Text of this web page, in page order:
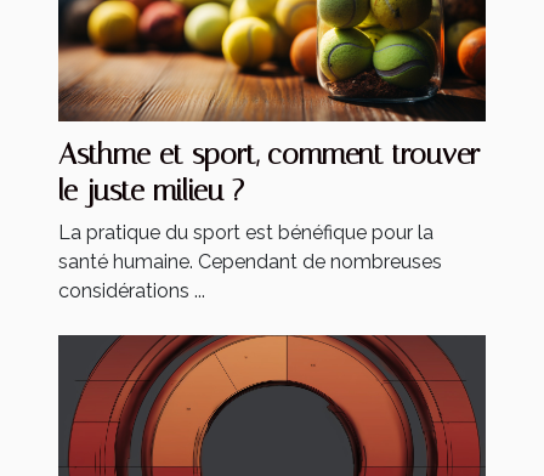
Asthme et sport, comment trouver
le juste milieu ?
La pratique du sport est bénéfique pour la
santé humaine. Cependant de nombreuses
considérations ...